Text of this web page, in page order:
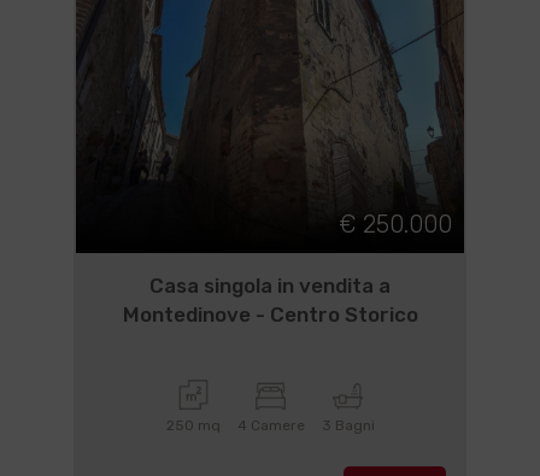
€ 250.000
Casa singola in vendita a
Montedinove - Centro Storico
250 mq 4 Camere 3 Bagni